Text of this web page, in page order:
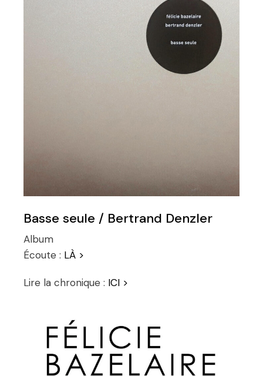
Basse seule / Bertrand Denzler
Album
Écoute : LÀ >
Lire la chronique : ICI >